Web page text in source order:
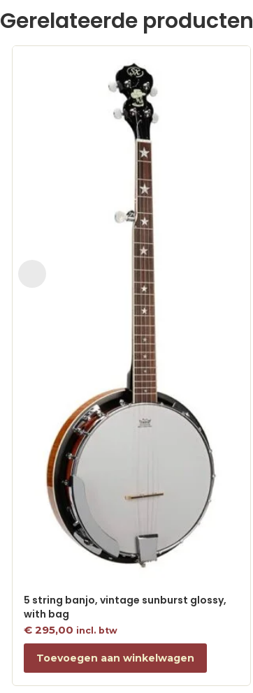
Gerelateerde producten
5 string banjo, vintage sunburst glossy,
with bag
€ 295,00 incl. btw
Toevoegen aan winkelwagen